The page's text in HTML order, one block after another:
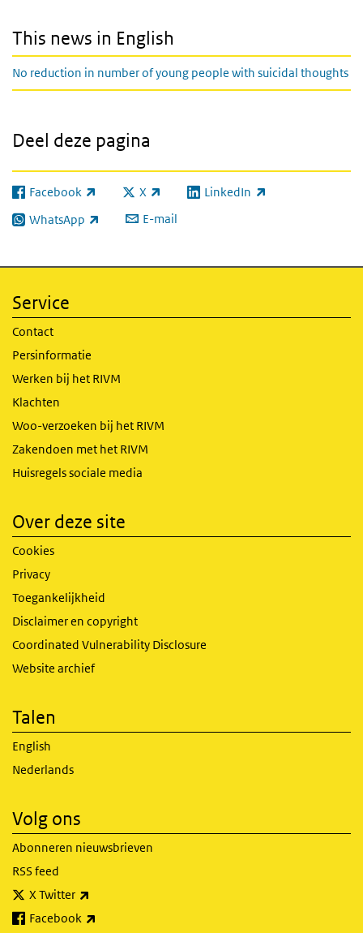
This news in English
No reduction in number of young people with suicidal thoughts
Deel deze pagina
Facebook
(externe link) X
(externe link) LinkedIn
(externe link)
WhatsApp
(externe link) E-mail
Service
Contact
Persinformatie
Werken bij het RIVM
Klachten
Woo-verzoeken bij het RIVM
Zakendoen met het RIVM
Huisregels sociale media
Over deze site
Cookies
Privacy
Toegankelijkheid
Disclaimer en copyright
Coordinated Vulnerability Disclosure
Website archief
Talen
English
Nederlands
Volg ons
Abonneren nieuwsbrieven
RSS feed
X Twitter
Facebook